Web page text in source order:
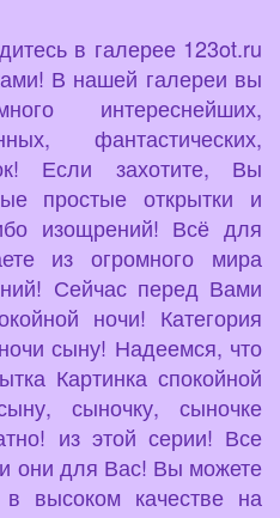
в галерее 123ot.ru
В нашей галереи вы
интереснейших,
фантастических,
Если захотите, Вы
простые открытки и
изощрений! Всё для
из огромного мира
Сейчас перед Вами
ночи! Категория
сыну! Надеемся, что
Картинка спокойной
сыночку, сыночке
из этой серии! Все
они для Вас! Вы можете
в высоком качестве на